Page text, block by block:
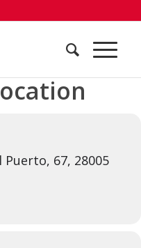
Puerto, 67, 28005